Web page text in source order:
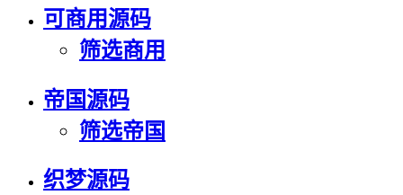
可商用源码
筛选商用
帝国源码
筛选帝国
织梦源码